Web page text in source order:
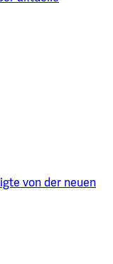
von der neuen